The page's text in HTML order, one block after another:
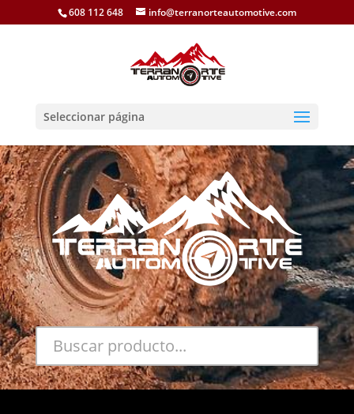
608 112 648 info@terranorteautomotive.com
Seleccionar página